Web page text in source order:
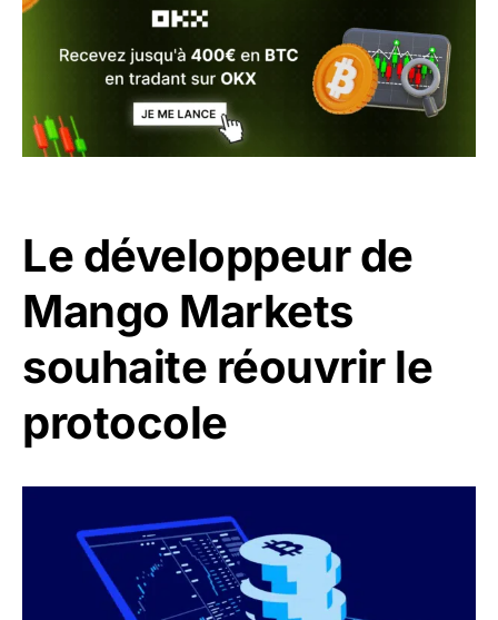
Le développeur de
Mango Markets
souhaite réouvrir le
protocole